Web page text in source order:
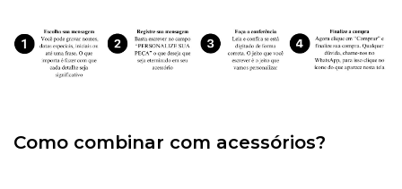
Como combinar com acessórios?